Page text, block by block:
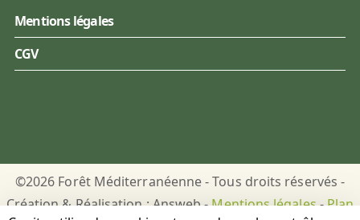
Mentions légales
CGV
©2026 Forêt Méditerranéenne - Tous droits réservés -
Création & Réalisation : Answeb -Mentions légales-Plan